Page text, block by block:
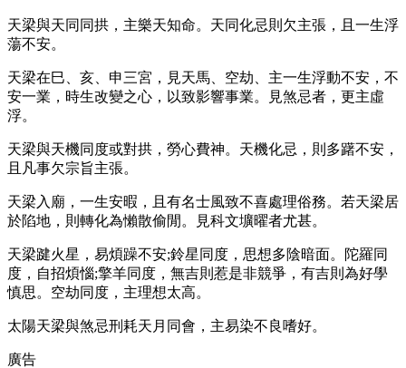
天梁與天同同拱，主樂天知命。天同化忌則欠主張，且一生浮
蕩不安。
天梁在巳、亥、申三宮，見天馬、空劫、主一生浮動不安，不
安一業，時生改變之心，以致影響事業。見煞忌者，更主虛
浮。
天梁與天機同度或對拱，勞心費神。天機化忌，則多躇不安，
且凡事欠宗旨主張。
天梁入廟，一生安暇，且有名士風致不喜處理俗務。若天梁居
於陷地，則轉化為懶散偷閒。見科文壙曜者尤甚。
天梁踺火星，易煩躁不安;鈴星同度，思想多陰暗面。陀羅同
度，自招煩惱;擎羊同度，無吉則惹是非競爭，有吉則為好學
慎思。空劫同度，主理想太高。
太陽天梁與煞忌刑耗天月同會，主易染不良嗜好。
廣告